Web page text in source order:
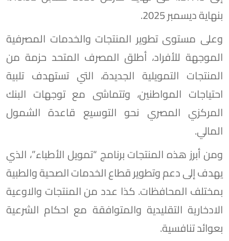
بنهاية ديسمبر 2025.
وعلى مستوى تطوير المنتجات والخدمات المصرفية
الموجهة للأفراد، أطلق المصرف المتحد حزمة من
المنتجات التمويلية الجديدة، التي تستهدف تلبية
احتياجات المواطنين، وتتماشى مع توجهات البنك
المركزي المصري نحو التوسيع قاعدة الشمول
المالي.
ومن أبرز هذه المنتجات برنامج “تمويل الأطباء”، الذي
يهدف إلى دعم وتطوير قطاع الخدمات الصحية والطبية
بمختلف المحافظات. كذا عدد من المنتجات والاوعية
الادخارية التقليدية والمتوافقة مع احكام الشرعية
بعوائد تنافسية.